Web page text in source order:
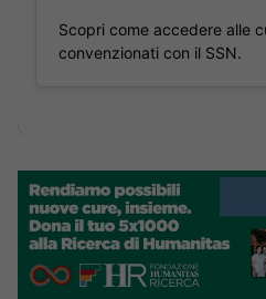
Scopri come accedere alle
convenzionati con il SSN.